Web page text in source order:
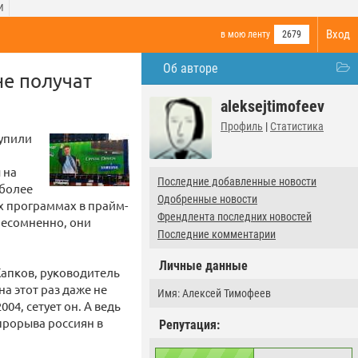
Вход
в мою ленту 2679
Об авторе
aleksejtimofeev
Профиль | Статистика
Последние добавленные новости
Одобренные новости
Френдлента последних новостей
Последние комментарии
Личные данные
Имя: Алексей Тимофеев
Репутация:
получат
программах в прайм-
они
руководитель
этот раз даже не
сетует он. А ведь
россиян в